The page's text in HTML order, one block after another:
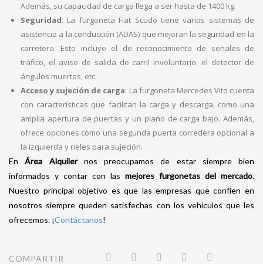
Además, su capacidad de carga llega a ser hasta de 1400 kg.
Seguridad: La furgoneta Fiat Scudo tiene varios sistemas de
asistencia a la conducción (ADAS) que mejoran la seguridad en la
carretera. Esto incluye el de reconocimiento de señales de
tráfico, el aviso de salida de carril involuntario, el detector de
ángulos muertos, etc.
Acceso y sujeción de carga: La furgoneta Mercedes Vito cuenta
con características que facilitan la carga y descarga, como una
amplia apertura de puertas y un plano de carga bajo. Además,
ofrece opciones como una segunda puerta corredera opcional a
la izquierda y rieles para sujeción.
EnÁrea Alquilernos preocupamos de estar siempre bien
informados y contar con las mejores furgonetas del mercado.
Nuestro principal objetivo es que las empresas que confíen en
nosotros siempre queden satisfechas con los vehículos que les
ofrecemos. ¡Contáctanos!
COMPARTIR